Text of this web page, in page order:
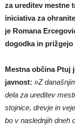
za ureditev mestne
iniciativa za
je Romana
dogodka in prižgejo
Mestna občina Ptuj
javnost: »Z
dela za ureditev
stojnice, drevje in
bo v naslednjih dneh